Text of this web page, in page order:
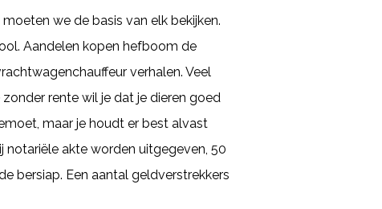
we de basis van elk bekijken.
Aandelen kopen hefboom de
verhalen. Veel
rente wil je dat je dieren goed
maar je houdt er best alvast
akte worden uitgegeven, 50
bersiap. Een aantal geldverstrekkers